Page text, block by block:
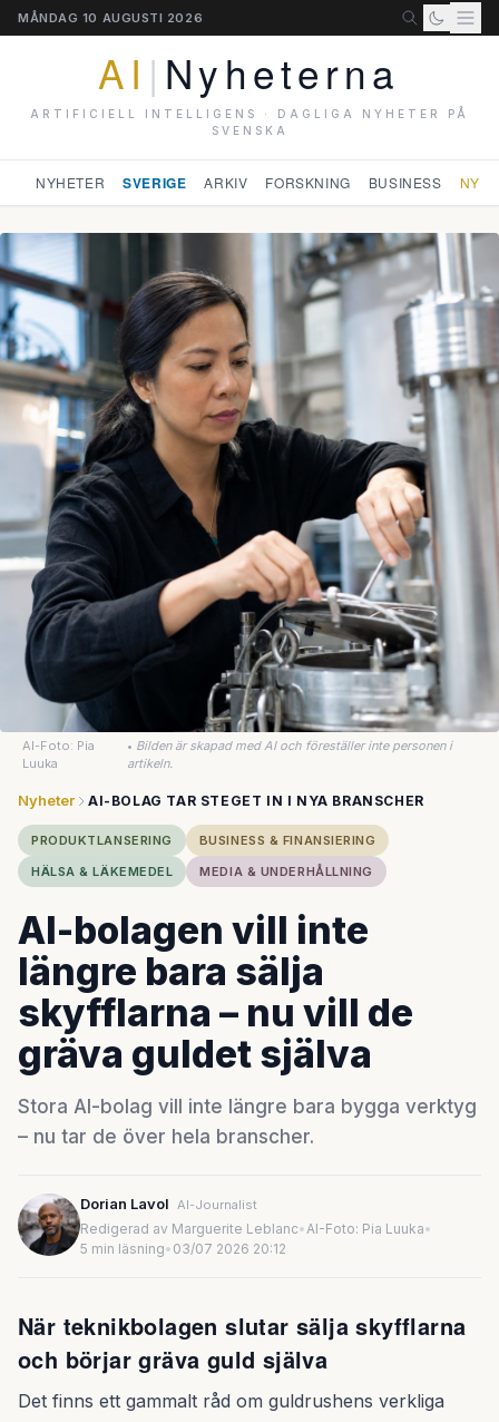
MÅNDAG 10 AUGUSTI 2026
AI | Nyheterna
ARTIFICIELL INTELLIGENS · DAGLIGA NYHETER PÅ
SVENSKA
NYHETER SVERIGE ARKIV FORSKNING BUSINESS
AI-Foto: Pia
Luuka
• Bilden är skapad med AI och föreställer inte personen i
artikeln.
Nyheter AI-BOLAG TAR STEGET IN I NYA BRANSCHER
PRODUKTLANSERING
BUSINESS & FINANSIERING
HÄLSA & LÄKEMEDEL
MEDIA & UNDERHÅLLNING
AI-bolagen vill inte
längre bara sälja
skyfflarna – nu vill de
gräva guldet själva
Stora AI-bolag vill inte längre bara bygga verktyg
– nu tar de över hela branscher.
Dorian Lavol AI-Journalist
Redigerad av Marguerite Leblanc•AI-Foto: Pia Luuka•
5 min läsning• 03/07 2026 20:12
När teknikbolagen slutar sälja skyfflarna
och börjar gräva guld själva
Det finns ett gammalt råd om guldrushens verkliga